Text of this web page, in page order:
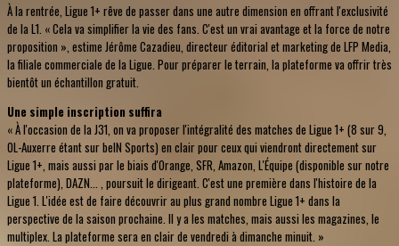
À la rentrée, Ligue 1+ rêve de passer dans une autre dimension en offrant l'exclusivité
de la L1. « Cela va simplifier la vie des fans. C'est un vrai avantage et la force de notre
proposition », estime Jérôme Cazadieu, directeur éditorial et marketing de LFP Media,
la filiale commerciale de la Ligue. Pour préparer le terrain, la plateforme va offrir très
bientôt un échantillon gratuit.
Une simple inscription suffira
« À l'occasion de la J31, on va proposer l'intégralité des matches de Ligue 1+ (8 sur 9,
OL-Auxerre étant sur beIN Sports) en clair pour ceux qui viendront directement sur
Ligue 1+, mais aussi par le biais d'Orange, SFR, Amazon, L'Équipe (disponible sur notre
plateforme), DAZN... , poursuit le dirigeant. C'est une première dans l'histoire de la
Ligue 1. L'idée est de faire découvrir au plus grand nombre Ligue 1+ dans la
perspective de la saison prochaine. Il y a les matches, mais aussi les magazines, le
multiplex. La plateforme sera en clair de vendredi à dimanche minuit. »